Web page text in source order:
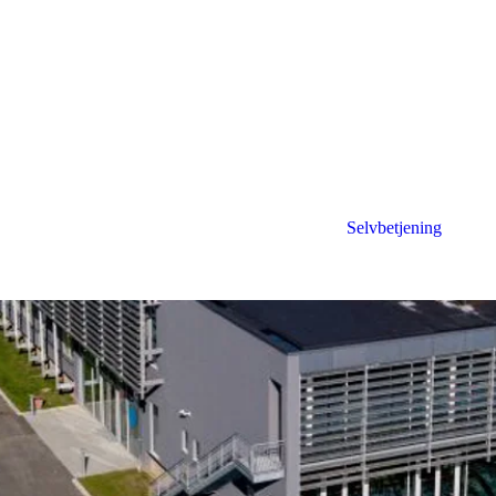
Selvbetjening
generalforsamling på Røde Banke, hvor den nye bestyrelse i